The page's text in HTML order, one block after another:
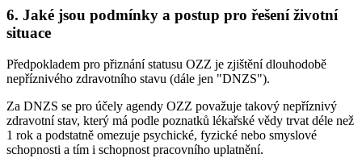
6. Jaké jsou podmínky a postup pro řešení životní
situace
Předpokladem pro přiznání statusu OZZ je zjištění dlouhodobě
nepříznivého zdravotního stavu (dále jen "DNZS").
Za DNZS se pro účely agendy OZZ považuje takový nepříznivý
zdravotní stav, který má podle poznatků lékařské vědy trvat déle než
1 rok a podstatně omezuje psychické, fyzické nebo smyslové
schopnosti a tím i schopnost pracovního uplatnění.